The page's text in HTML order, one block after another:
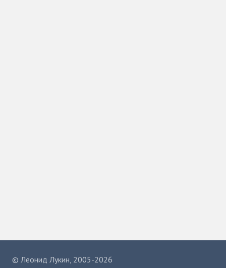
© Леонид Лукин , 2005-2026